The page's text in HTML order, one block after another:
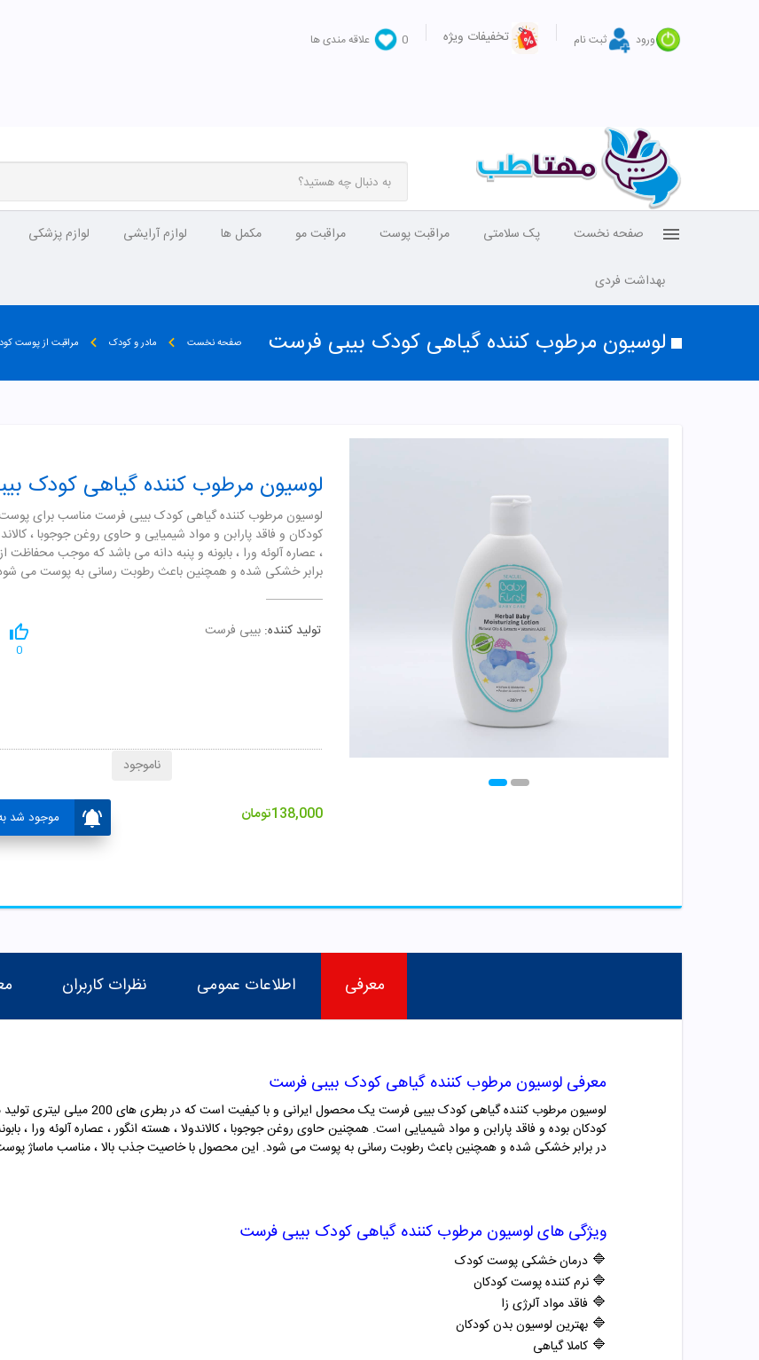
ورود ثبت نام تخفیفات ویژه 0 علاقه مندی ها
صفحه نخست پک سلامتی مراقبت پوست مراقبت مو مکمل ها لوازم آرایشی لوازم پزشکی
بهداشت فردی
لوسیون مرطوب کننده گیاهی کودک بیبی فرست صفحه نخست مادر و کودک مراقبت از پوست
لوسیون مرطوب کننده گیاهی کودک
لوسیون مرطوب کننده گیاهی کودک بیبی فرست مناسب برای
کودکان و فاقد پارابن و مواد شیمیایی و حاوی روغن جوجوبا ،
، عصاره آلوئه ورا ، بابونه و پنبه دانه می باشد که موجب
برابر خشکی شده و همچنین باعث رطوبت رسانی به پوست می
تولید کننده: بیبی فرست
0
138,000تومان موجود شد
ناموجود
معرفی اطلاعات عمومی نظرات کاربران
معرفی لوسیون مرطوب کننده گیاهی کودک بیبی فرست
لوسیون مرطوب کننده گیاهی کودک بیبی فرستیک محصول ایرانی و با کیفیت است که در بطری های 200 میلی لیتری تولید می شود. این لوسیون
کودکان بوده و فاقد پارابن و مواد شیمیایی است. همچنین حاوی روغن جوجوبا ، کالاندولا ، هسته انگور ، عصاره آلوئه ورا
در برابر خشکی شده و همچنین باعث رطوبت رسانی به پوست می شود. این محصول با خاصیت جذب بالا ، مناسب ماساژ
ویژگی هایلوسیون مرطوب کننده گیاهی کودک بیبی فرست
🔷 درمان خشکی پوست کودک
🔷 نرم کننده پوست کودکان
🔷 فاقد مواد آلرژی زا
🔷 بهترین لوسیون بدن کودکان
🔷 کاملا گیاهی